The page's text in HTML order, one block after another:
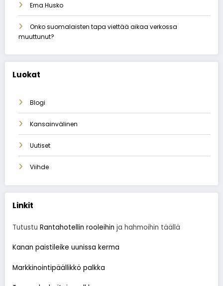
Erna Husko
Onko suomalaisten tapa viettää aikaa verkossa
muuttunut?
Luokat
Blogi
Kansainvälinen
Uutiset
Viihde
Linkit
Tutustu Rantahotellin rooleihin ja hahmoihin täällä
Kanan paistileike uunissa kerma
Markkinointipäällikkö palkka